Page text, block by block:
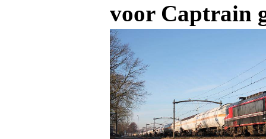
voor Captrain